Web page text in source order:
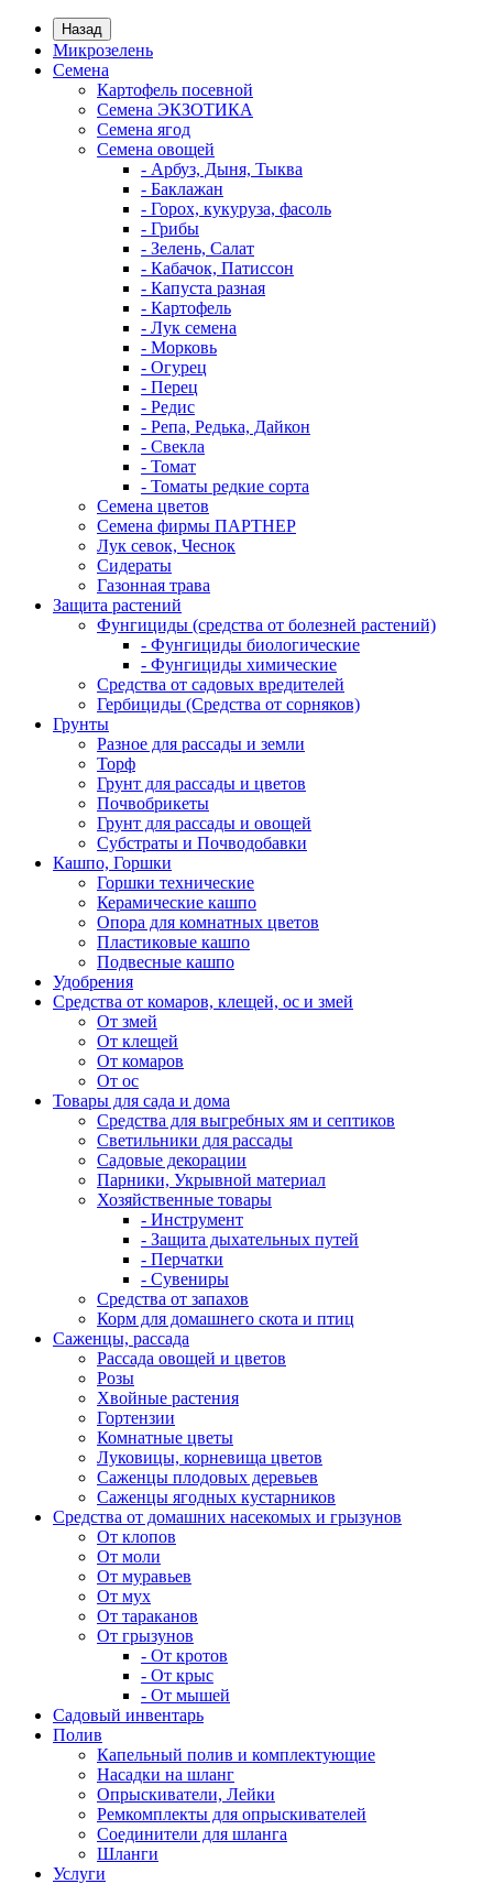
Назад
Микрозелень
Семена
Картофель посевной
Семена ЭКЗОТИКА
Семена ягод
Семена овощей
- Арбуз, Дыня, Тыква
- Баклажан
- Горох, кукуруза, фасоль
- Грибы
- Зелень, Салат
- Кабачок, Патиссон
- Капуста разная
- Картофель
- Лук семена
- Морковь
- Огурец
- Перец
- Редис
- Репа, Редька, Дайкон
- Свекла
- Томат
- Томаты редкие сорта
Семена цветов
Семена фирмы ПАРТНЕР
Лук севок, Чеснок
Сидераты
Газонная трава
Защита растений
Фунгициды (средства от болезней растений)
- Фунгициды биологические
- Фунгициды химические
Средства от садовых вредителей
Гербициды (Средства от сорняков)
Грунты
Разное для рассады и земли
Торф
Грунт для рассады и цветов
Почвобрикеты
Грунт для рассады и овощей
Субстраты и Почводобавки
Кашпо, Горшки
Горшки технические
Керамические кашпо
Опора для комнатных цветов
Пластиковые кашпо
Подвесные кашпо
Удобрения
Средства от комаров, клещей, ос и змей
От змей
От клещей
От комаров
От ос
Товары для сада и дома
Средства для выгребных ям и септиков
Светильники для рассады
Садовые декорации
Парники, Укрывной материал
Хозяйственные товары
- Инструмент
- Защита дыхательных путей
- Перчатки
- Сувениры
Средства от запахов
Корм для домашнего скота и птиц
Саженцы, рассада
Рассада овощей и цветов
Розы
Хвойные растения
Гортензии
Комнатные цветы
Луковицы, корневища цветов
Саженцы плодовых деревьев
Саженцы ягодных кустарников
Средства от домашних насекомых и грызунов
От клопов
От моли
От муравьев
От мух
От тараканов
От грызунов
- От кротов
- От крыс
- От мышей
Садовый инвентарь
Полив
Капельный полив и комплектующие
Насадки на шланг
Опрыскиватели, Лейки
Ремкомплекты для опрыскивателей
Соединители для шланга
Шланги
Услуги